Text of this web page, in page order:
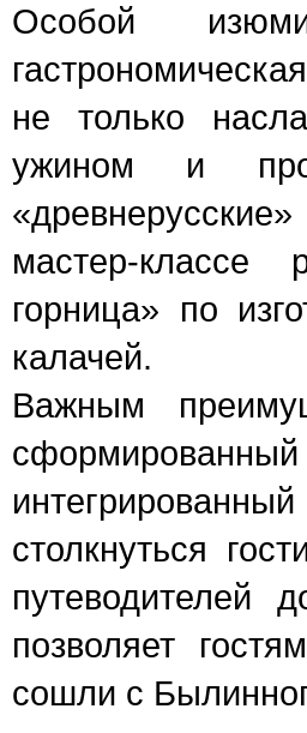
Особой
не только
ужином и
мастер-классе
горница» по
калачей.
Важным
столкнуться
путеводителей
позволяет
сошли с